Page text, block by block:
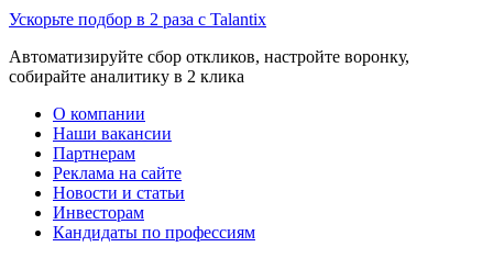
Ускорьте подбор в 2 раза с Talantix
Автоматизируйте сбор откликов, настройте воронку,
собирайте аналитику в 2 клика
О компании
Наши вакансии
Партнерам
Реклама на сайте
Новости и статьи
Инвесторам
Кандидаты по профессиям